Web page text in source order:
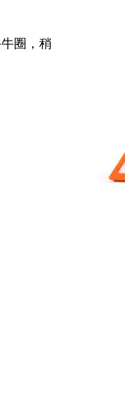
圈，稍